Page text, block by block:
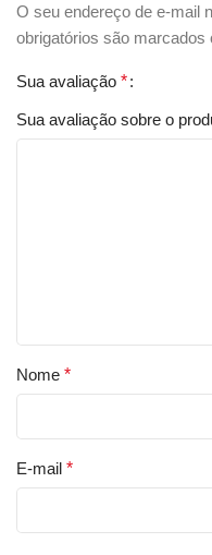
O seu endereço de e-mail
obrigatórios são marcados
Sua avaliação *
Sua avaliação sobre o
Nome *
E-mail *